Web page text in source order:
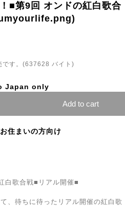
■第9回 オンドの紅白歌合
です。(637628 バイト)
Japan only
Add to cart
住まいの方向け
白歌合戦■リアル開催■
、待ちに待ったリアル開催の紅白歌